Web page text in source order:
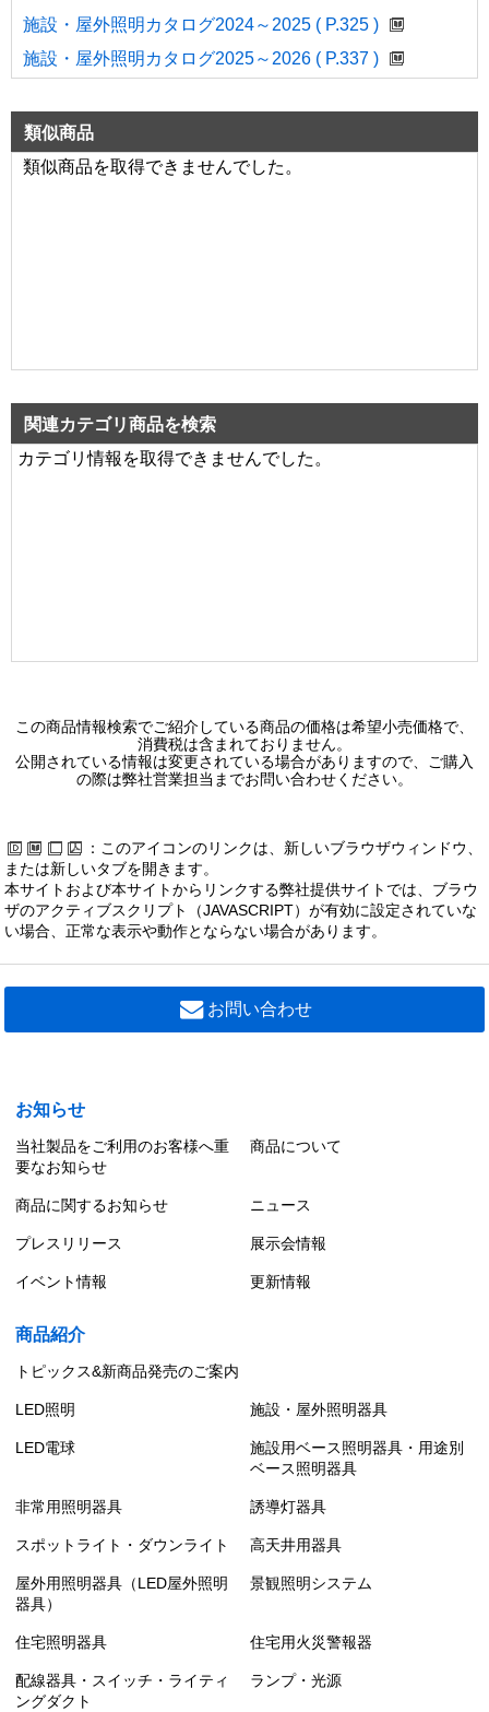
施設・屋外照明カタログ2024～2025 ( P.325 )
施設・屋外照明カタログ2025～2026 ( P.337 )
類似商品
類似商品を取得できませんでした。
関連カテゴリ商品を検索
カテゴリ情報を取得できませんでした。
この商品情報検索でご紹介している商品の価格は希望小売価格で、
消費税は含まれておりません。
公開されている情報は変更されている場合がありますので、ご購入
の際は弊社営業担当までお問い合わせください。
：このアイコンのリンクは、新しいブラウザウィンドウ、
または新しいタブを開きます。
本サイトおよび本サイトからリンクする弊社提供サイトでは、ブラウ
ザのアクティブスクリプト（JAVASCRIPT）が有効に設定されていな
い場合、正常な表示や動作とならない場合があります。
お問い合わせ
お知らせ
当社製品をご利用のお客様へ重
要なお知らせ
商品について
商品に関するお知らせ ニュース
プレスリリース 展示会情報
イベント情報 更新情報
商品紹介
トピックス&新商品発売のご案内
LED照明 施設・屋外照明器具
LED電球
施設用ベース照明器具・用途別
ベース照明器具
非常用照明器具 誘導灯器具
スポットライト・ダウンライト 高天井用器具
屋外用照明器具（LED屋外照明
器具）
景観照明システム
住宅照明器具 住宅用火災警報器
配線器具・スイッチ・ライティ
ングダクト
ランプ・光源